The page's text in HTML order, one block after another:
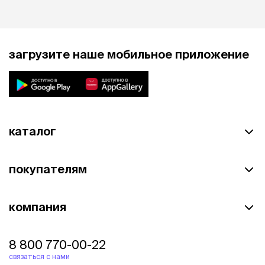
загрузите наше мобильное приложение
каталог
покупателям
компания
8 800 770-00-22
связаться с нами